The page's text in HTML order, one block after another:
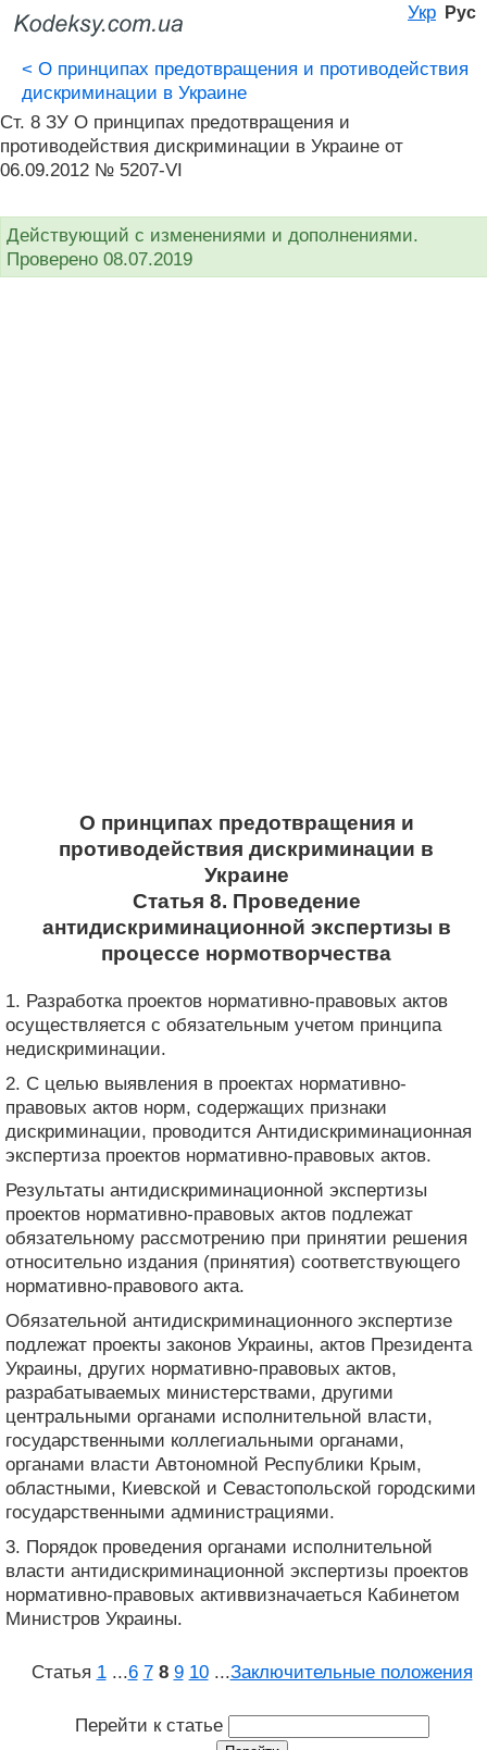
Укр Рус
< О принципах предотвращения и противодействия
дискриминации в Украине
Ст. 8 ЗУ О принципах предотвращения и
противодействия дискриминации в Украине от
06.09.2012 № 5207-VI
Действующий с изменениями и дополнениями.
Проверено 08.07.2019
О принципах предотвращения и
противодействия дискриминации в
Украине
Статья 8. Проведение
антидискриминационной экспертизы в
процессе нормотворчества
1. Разработка проектов нормативно-правовых актов
осуществляется с обязательным учетом принципа
недискриминации.
2. С целью выявления в проектах нормативно-
правовых актов норм, содержащих признаки
дискриминации, проводится Антидискриминационная
экспертиза проектов нормативно-правовых актов.
Результаты антидискриминационной экспертизы
проектов нормативно-правовых актов подлежат
обязательному рассмотрению при принятии решения
относительно издания (принятия) соответствующего
нормативно-правового акта.
Обязательной антидискриминационного экспертизе
подлежат проекты законов Украины, актов Президента
Украины, других нормативно-правовых актов,
разрабатываемых министерствами, другими
центральными органами исполнительной власти,
государственными коллегиальными органами,
органами власти Автономной Республики Крым,
областными, Киевской и Севастопольской городскими
государственными администрациями.
3. Порядок проведения органами исполнительной
власти антидискриминационной экспертизы проектов
нормативно-правовых активвизначаеться Кабинетом
Министров Украины.
Статья 1 ...6 7 8 9 10 ...Заключительные положения
Перейти к статье